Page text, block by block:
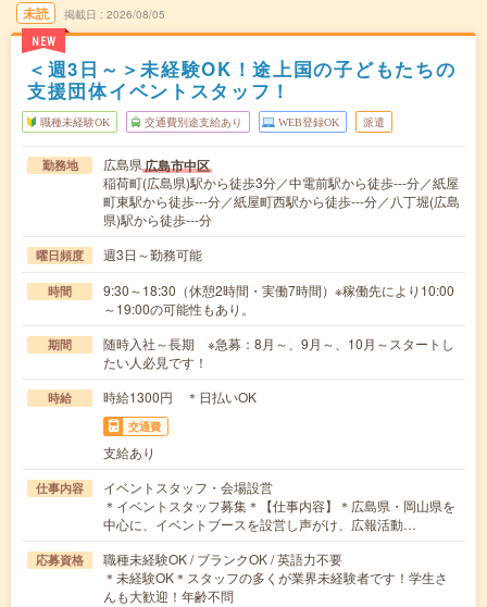
未読
NEW
掲載日 2026/08/05
＜週3日～＞未経験OK！途上国の子どもたちの
支援団体イベントスタッフ！
職種未経験OK 交通費別途支給あり WEB登録OK 派遣
勤務地 広島県広島市中区
稲荷町(広島県)駅から徒歩3分／中電前駅から徒歩---分／紙屋
町東駅から徒歩---分／紙屋町西駅から徒歩---分／八丁堀(広島
県)駅から徒歩---分
曜日頻度 週3日～勤務可能
時間
9:30～18:30（休憩2時間・実働7時間）※稼働先により10:00
～19:00の可能性もあり。
期間
随時入社～長期 ※急募：8月～、9月～、10月～スタートし
たい人必見です！
時給 時給1300円 ＊日払いOK
交通費
支給あり
仕事内容
イベントスタッフ・会場設営
＊イベントスタッフ募集＊【仕事内容】＊広島県・岡山県を
中心に、イベントブースを設営し声がけ、広報活動…
応募資格
職種未経験OK / ブランクOK / 英語力不要
＊未経験OK＊スタッフの多くが業界未経験者です！学生さ
んも大歓迎！年齢不問